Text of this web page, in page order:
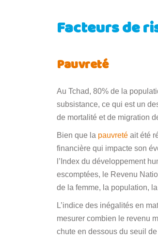
Facteurs de
Pauvreté
Au Tchad, 80% de la
subsistance, ce qui est un
de mortalité et de migration
Bien que la pauvreté ait été
financière qui impacte son
l’Index du développement
escomptées, le Revenu
de la femme, la population,
L’indice des inégalités en
mesurer combien le revenu
chute en dessous du seuil